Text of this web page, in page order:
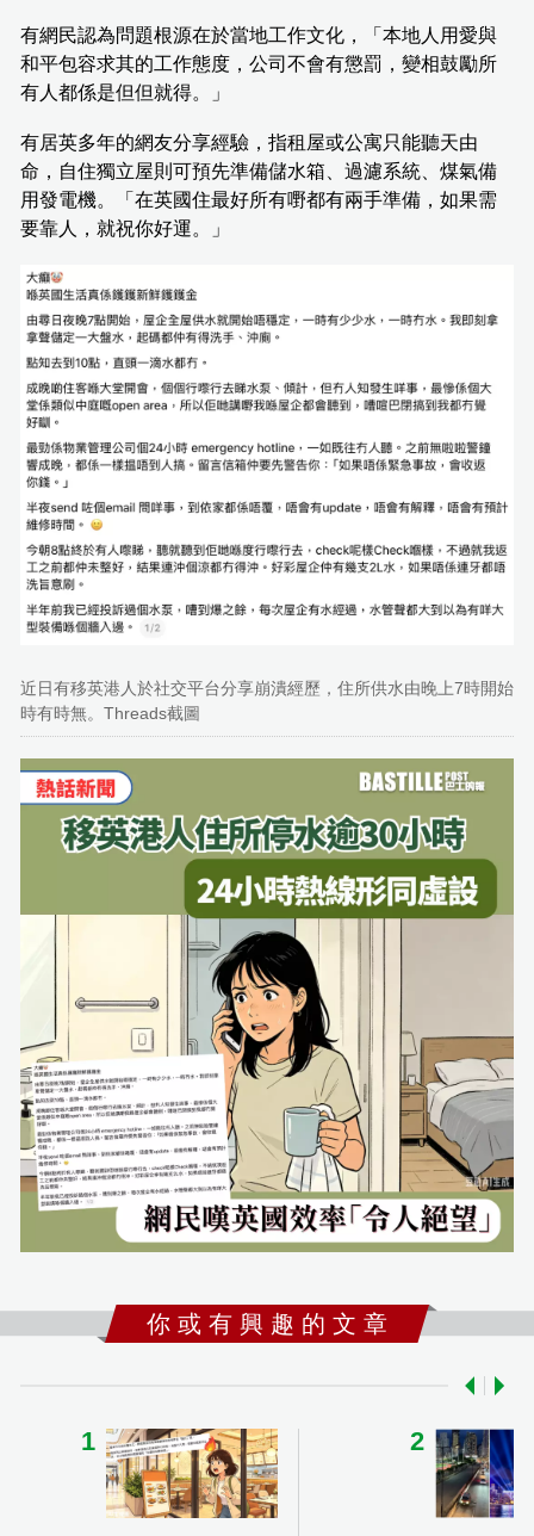
有網民認為問題根源在於當地工作文化，「本地人用愛與
和平包容求其的工作態度，公司不會有懲罰，變相鼓勵所
有人都係是但但就得。」
有居英多年的網友分享經驗，指租屋或公寓只能聽天由
命，自住獨立屋則可預先準備儲水箱、過濾系統、煤氣備
用發電機。「在英國住最好所有嘢都有兩手準備，如果需
要靠人，就祝你好運。」
近日有移英港人於社交平台分享崩潰經歷，住所供水由晚上7時開始
時有時無。Threads截圖
你 或 有 興 趣 的 文 章